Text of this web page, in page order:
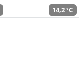
14,2 °C